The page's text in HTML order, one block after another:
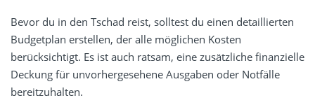
Bevor du in den Tschad reist, solltest du einen detaillierten
Budgetplan erstellen, der alle möglichen Kosten
berücksichtigt. Es ist auch ratsam, eine zusätzliche finanzielle
Deckung für unvorhergesehene Ausgaben oder Notfälle
bereitzuhalten.